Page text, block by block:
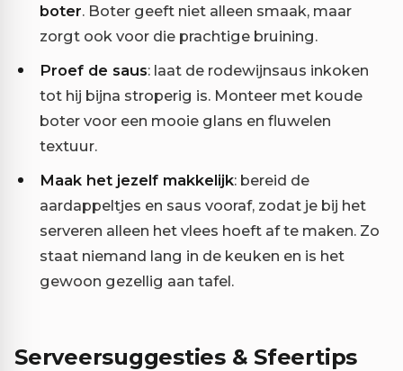
boter. Boter geeft niet alleen smaak, maar
zorgt ook voor die prachtige bruining.
Proef de saus: laat de rodewijnsaus inkoken
tot hij bijna stroperig is. Monteer met koude
boter voor een mooie glans en fluwelen
textuur.
Maak het jezelf makkelijk: bereid de
aardappeltjes en saus vooraf, zodat je bij het
serveren alleen het vlees hoeft af te maken. Zo
staat niemand lang in de keuken en is het
gewoon gezellig aan tafel.
Serveersuggesties & Sfeertips